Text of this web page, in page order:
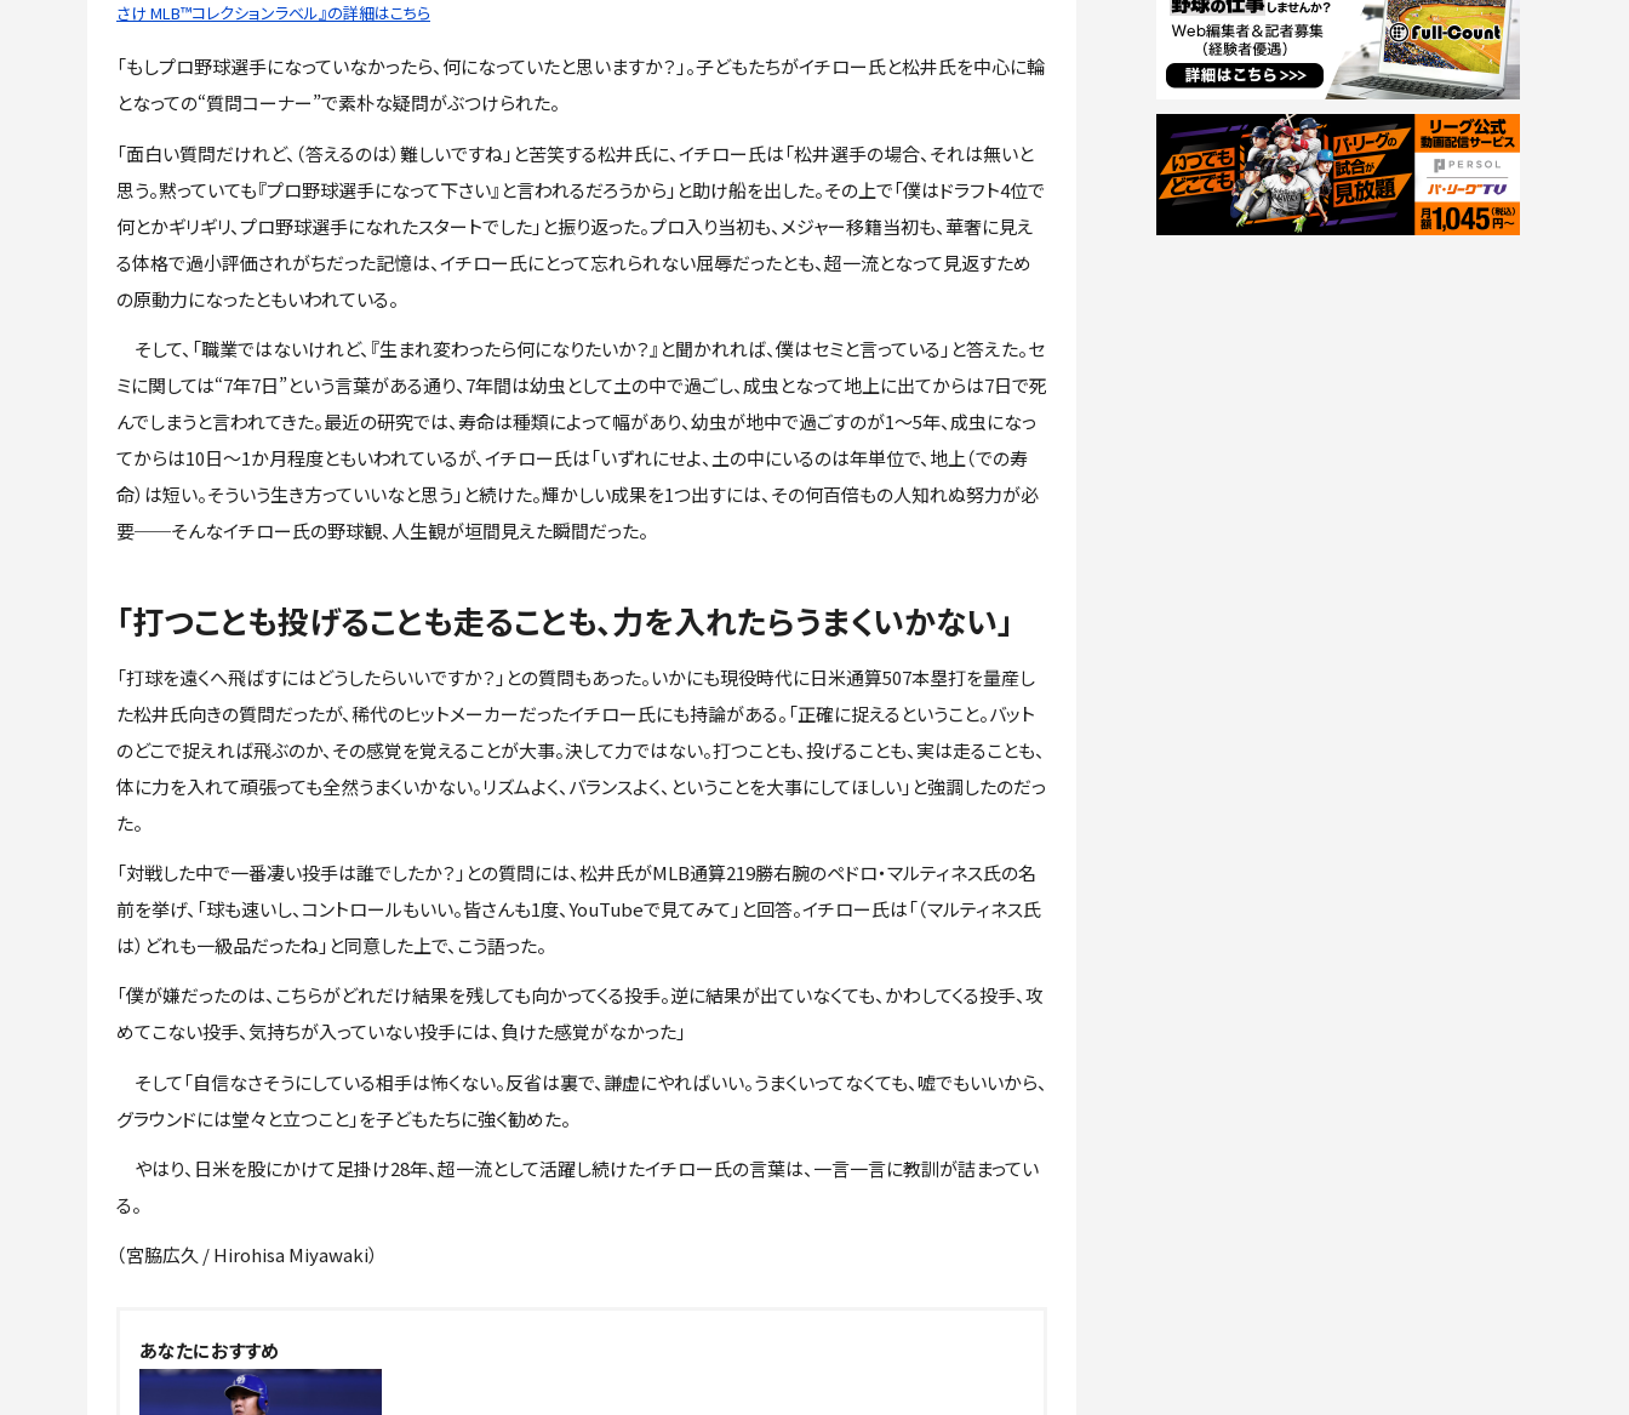
さけ MLB™コレクションラベル』の詳細はこちら
「もしプロ野球選手になっていなかったら、何になっていたと思いますか？」。子どもたちがイチロー氏と松井氏を中心に輪
となっての“質問コーナー”で素朴な疑問がぶつけられた。
「面白い質問だけれど、（答えるのは）難しいですね」と苦笑する松井氏に、イチロー氏は「松井選手の場合、それは無いと
思う。黙っていても『プロ野球選手になって下さい』と言われるだろうから」と助け船を出した。その上で「僕はドラフト4位で
何とかギリギリ、プロ野球選手になれたスタートでした」と振り返った。プロ入り当初も、メジャー移籍当初も、華奢に見え
る体格で過小評価されがちだった記憶は、イチロー氏にとって忘れられない屈辱だったとも、超一流となって見返すため
の原動力になったともいわれている。
そして、「職業ではないけれど、『生まれ変わったら何になりたいか？』と聞かれれば、僕はセミと言っている」と答えた。セ
ミに関しては“7年7日”という言葉がある通り、7年間は幼虫として土の中で過ごし、成虫となって地上に出てからは7日で死
んでしまうと言われてきた。最近の研究では、寿命は種類によって幅があり、幼虫が地中で過ごすのが1～5年、成虫になっ
てからは10日～1か月程度ともいわれているが、イチロー氏は「いずれにせよ、土の中にいるのは年単位で、地上（での寿
命）は短い。そういう生き方っていいなと思う」と続けた。輝かしい成果を1つ出すには、その何百倍もの人知れぬ努力が必
要──そんなイチロー氏の野球観、人生観が垣間見えた瞬間だった。
「打つことも投げることも走ることも、力を入れたらうまくいかない」
「打球を遠くへ飛ばすにはどうしたらいいですか？」との質問もあった。いかにも現役時代に日米通算507本塁打を量産し
た松井氏向きの質問だったが、稀代のヒットメーカーだったイチロー氏にも持論がある。「正確に捉えるということ。バット
のどこで捉えれば飛ぶのか、その感覚を覚えることが大事。決して力ではない。打つことも、投げることも、実は走ることも、
体に力を入れて頑張っても全然うまくいかない。リズムよく、バランスよく、ということを大事にしてほしい」と強調したのだっ
た。
「対戦した中で一番凄い投手は誰でしたか？」との質問には、松井氏がMLB通算219勝右腕のペドロ・マルティネス氏の名
前を挙げ、「球も速いし、コントロールもいい。皆さんも1度、YouTubeで見てみて」と回答。イチロー氏は「（マルティネス氏
は）どれも一級品だったね」と同意した上で、こう語った。
「僕が嫌だったのは、こちらがどれだけ結果を残しても向かってくる投手。逆に結果が出ていなくても、かわしてくる投手、攻
めてこない投手、気持ちが入っていない投手には、負けた感覚がなかった」
そして「自信なさそうにしている相手は怖くない。反省は裏で、謙虚にやればいい。うまくいってなくても、嘘でもいいから、
グラウンドには堂々と立つこと」を子どもたちに強く勧めた。
やはり、日米を股にかけて足掛け28年、超一流として活躍し続けたイチロー氏の言葉は、一言一言に教訓が詰まってい
る。
（宮脇広久 / Hirohisa Miyawaki）
あなたにおすすめ